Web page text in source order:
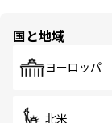
国と地域
ヨーロッパ
北米